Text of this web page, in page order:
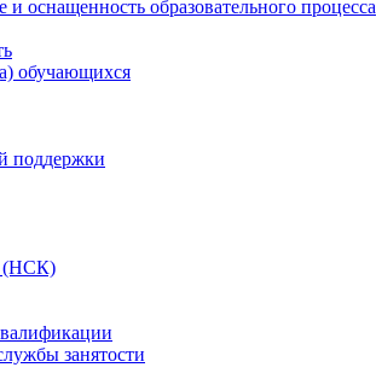
оснащенность образовательного процесса
обучающихся
поддержки
(НСК)
занятости